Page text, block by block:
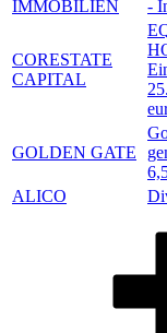
IMMOBILIEN
-
CORESTATE
CAPITAL
GOLDEN GATE
ALICO